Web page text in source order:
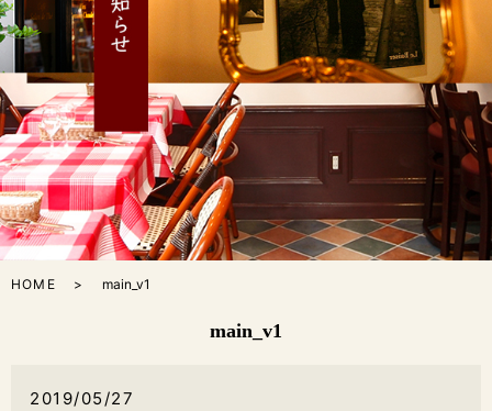
HOME main_v1
main_v1
2019/05/27